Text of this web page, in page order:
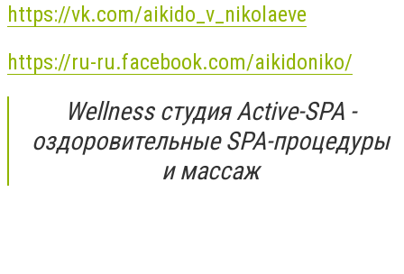
https://vk.com/aikido_v_nikolaeve
https://ru-ru.facebook.com/aikidoniko/
Wellness студия Active-SPA -
оздоровительные SPA-процедуры
и массаж